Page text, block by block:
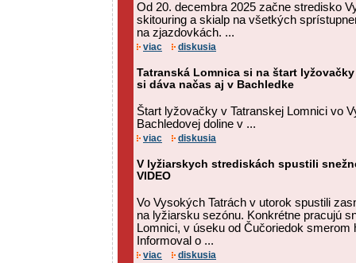
Od 20. decembra 2025 začne stredisko
skitouring a skialp na všetkých
na zjazdovkách. ...
viac diskusia
Tatranská Lomnica si na štart
si dáva načas aj v Bachledke
Štart lyžovačky v Tatranskej Lomnici vo
Bachledovej doline v ...
viac diskusia
V lyžiarskych strediskách spustili
VIDEO
Vo Vysokých Tatrách v utorok spustili
na lyžiarsku sezónu. Konkrétne pracujú
Lomnici, v úseku od Čučoriedok smerom
Informoval o ...
viac diskusia